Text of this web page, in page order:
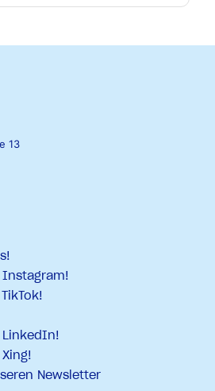
13
Instagram!
LinkedIn!
Newsletter